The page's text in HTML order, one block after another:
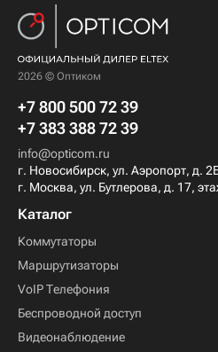
2026 © Оптиком
+7 800 500 72 39
+7 383 388 72 39
info@opticom.ru
г. Новосибирск, ул. Аэропорт, д.
г. Москва, ул. Бутлерова, д. 17,
Каталог
Коммутаторы
Маршрутизаторы
VoIP Телефония
Беспроводной доступ
Видеонаблюдение